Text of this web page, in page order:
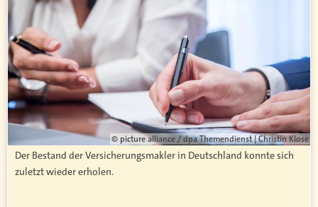
© picture alliance / dpa Themendienst | Christin Klose
Der Bestand der Versicherungsmakler in Deutschland konnte sich
zuletzt wieder erholen.